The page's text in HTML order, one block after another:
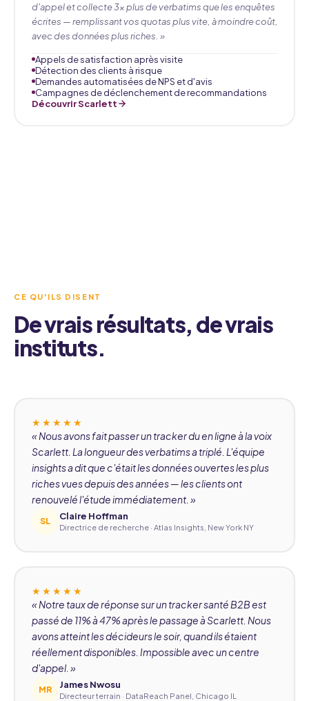
d'appel et collecte 3× plus de verbatims que les enquêtes
écrites — remplissant vos quotas plus vite, à moindre coût,
avec des données plus riches. »
Appels de satisfaction après visite
Détection des clients à risque
Demandes automatisées de NPS et d'avis
Campagnes de déclenchement de recommandations
Découvrir Scarlett
CE QU'ILS DISENT
De vrais résultats, de vrais
instituts.
★★★★★
« Nous avons fait passer un tracker du en ligne à la voix
Scarlett. La longueur des verbatims a triplé. L'équipe
insights a dit que c'était les données ouvertes les plus
riches vues depuis des années — les clients ont
renouvelé l'étude immédiatement. »
SL Claire Hoffman
Directrice de recherche · Atlas Insights, New York NY
★★★★★
« Notre taux de réponse sur un tracker santé B2B est
passé de 11% à 47% après le passage à Scarlett. Nous
avons atteint les décideurs le soir, quand ils étaient
réellement disponibles. Impossible avec un centre
d'appel. »
MR James Nwosu
Directeur terrain · DataReach Panel, Chicago IL